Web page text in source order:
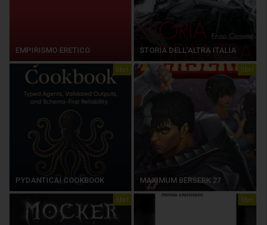
EMPIRISMO ERETICO STORIA DELL’ALTRA ITALIA
libri
PYDANTICAI COOKBOOK
libri
MAXIMUM BERSERK 27
libri libri